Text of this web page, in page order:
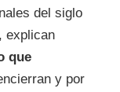
del siglo
explican
que
y por